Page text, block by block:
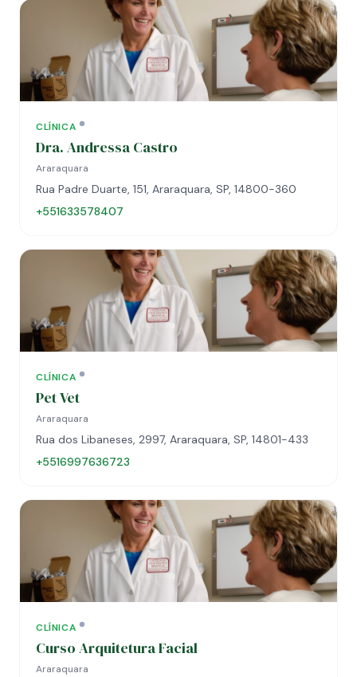
CLÍNICA
Dra. Andressa Castro
Araraquara
Rua Padre Duarte, 151, Araraquara, SP, 14800-360
+551633578407
CLÍNICA
Pet Vet
Araraquara
Rua dos Libaneses, 2997, Araraquara, SP, 14801-433
+5516997636723
CLÍNICA
Curso Arquitetura Facial
Araraquara